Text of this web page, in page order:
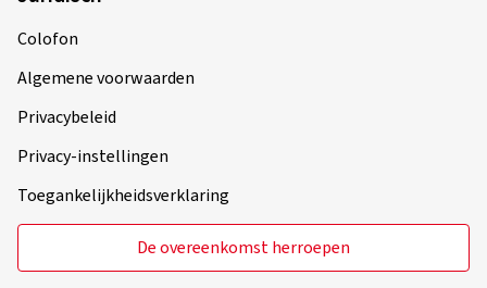
Colofon
Algemene voorwaarden
Privacybeleid
Privacy-instellingen
Toegankelijkheidsverklaring
De overeenkomst herroepen